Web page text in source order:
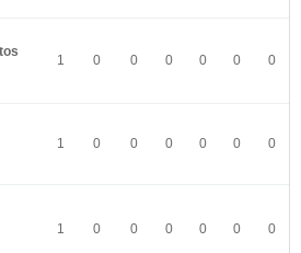
1 0 0 0 0 0 0
1 0 0 0 0 0 0
1 0 0 0 0 0 0